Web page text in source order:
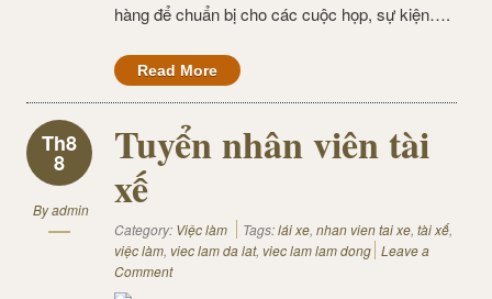
hàng để chuẩn bị cho các cuộc họp, sự kiện….
Read More
Th8
8
Byadmin
Tuyển nhân viên tài
xế
Category: Việc làm Tags:lái xe, nhan vien tai xe, tài xế,
việc làm, viec lam da lat, viec lam lam dong Leave a
Comment